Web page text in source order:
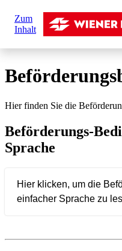
Zum
Inhalt
sind
hier:
Startseite Ihre Fahrt
Hier finden Sie die
Beförderungs-
Sprache
Hier klicken, um die
einfacher Sprache zu